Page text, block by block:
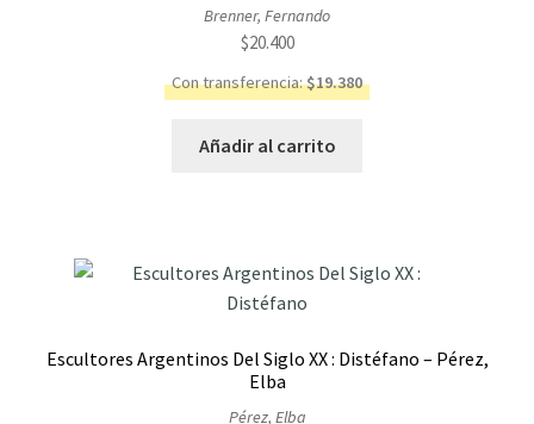
Brenner, Fernando
$20.400
Con transferencia:$19.380
Añadir al carrito
Escultores Argentinos Del Siglo XX : Distéfano – Pérez,
Elba
Pérez, Elba